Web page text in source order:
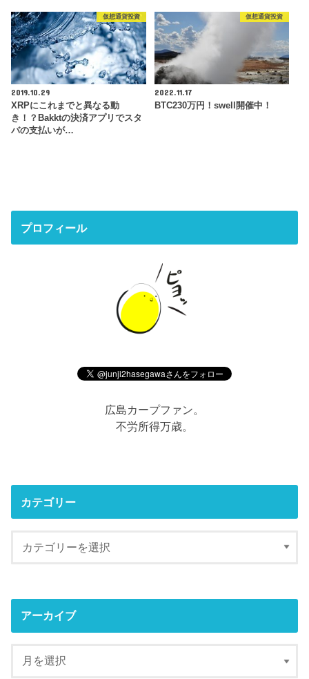
仮想通貨投資
2019.10.29
XRPにこれまでと異なる動
き！？Bakktの決済アプリでスタ
バの支払いが…
仮想通貨投資
2022.11.17
BTC230万円！swell開催中！
プロフィール
広島カープファン。
不労所得万歳。
カテゴリー
アーカイブ